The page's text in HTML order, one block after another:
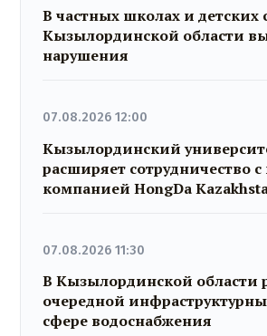
В частных школах и детских
Кызылординской области
нарушения
07.08.2026 12:00
Кызылординский
расширяет сотрудничество
компанией HongDa
07.08.2026 11:30
В Кызылординской области
очередной
сфере водоснабжения